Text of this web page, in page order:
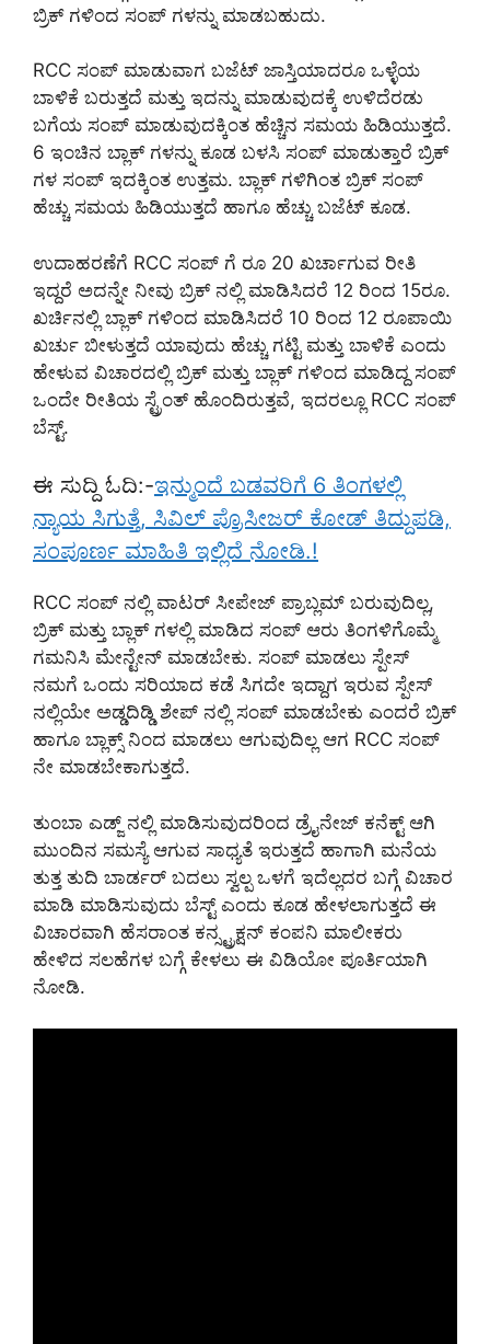
ಬ್ರಿಕ್ ಗಳಿಂದ ಸಂಪ್ ಗಳನ್ನು ಮಾಡಬಹುದು.
RCC ಸಂಪ್ ಮಾಡುವಾಗ ಬಜೆಟ್ ಜಾಸ್ತಿಯಾದರೂ ಒಳ್ಳೆಯ
ಬಾಳಿಕೆ ಬರುತ್ತದೆ ಮತ್ತು ಇದನ್ನು ಮಾಡುವುದಕ್ಕೆ ಉಳಿದೆರಡು
ಬಗೆಯ ಸಂಪ್ ಮಾಡುವುದಕ್ಕಿಂತ ಹೆಚ್ಚಿನ ಸಮಯ ಹಿಡಿಯುತ್ತದೆ.
6 ಇಂಚಿನ ಬ್ಲಾಕ್ ಗಳನ್ನು ಕೂಡ ಬಳಸಿ ಸಂಪ್ ಮಾಡುತ್ತಾರೆ ಬ್ರಿಕ್
ಗಳ ಸಂಪ್ ಇದಕ್ಕಿಂತ ಉತ್ತಮ. ಬ್ಲಾಕ್ ಗಳಿಗಿಂತ ಬ್ರಿಕ್ ಸಂಪ್
ಹೆಚ್ಚು ಸಮಯ ಹಿಡಿಯುತ್ತದೆ ಹಾಗೂ ಹೆಚ್ಚು ಬಜೆಟ್ ಕೂಡ.
ಉದಾಹರಣೆಗೆ RCC ಸಂಪ್ ಗೆ ರೂ 20 ಖರ್ಚಾಗುವ ರೀತಿ
ಇದ್ದರೆ ಅದನ್ನೇ ನೀವು ಬ್ರಿಕ್ ನಲ್ಲಿ ಮಾಡಿಸಿದರೆ 12 ರಿಂದ 15ರೂ.
ಖರ್ಚಿನಲ್ಲಿ ಬ್ಲಾಕ್ ಗಳಿಂದ ಮಾಡಿಸಿದರೆ 10 ರಿಂದ 12 ರೂಪಾಯಿ
ಖರ್ಚು ಬೀಳುತ್ತದೆ ಯಾವುದು ಹೆಚ್ಚು ಗಟ್ಟಿ ಮತ್ತು ಬಾಳಿಕೆ ಎಂದು
ಹೇಳುವ ವಿಚಾರದಲ್ಲಿ ಬ್ರಿಕ್ ಮತ್ತು ಬ್ಲಾಕ್ ಗಳಿಂದ ಮಾಡಿದ್ದ ಸಂಪ್
ಒಂದೇ ರೀತಿಯ ಸ್ಟ್ರೆಂತ್ ಹೊಂದಿರುತ್ತವೆ, ಇದರಲ್ಲೂ RCC ಸಂಪ್
ಬೆಸ್ಟ್.
ಈ ಸುದ್ದಿ ಓದಿ:-ಇನ್ಮುಂದೆ ಬಡವರಿಗೆ 6 ತಿಂಗಳಲ್ಲಿ
ನ್ಯಾಯ ಸಿಗುತ್ತೆ, ಸಿವಿಲ್ ಪ್ರೊಸೀಜರ್ ಕೋಡ್ ತಿದ್ದುಪಡಿ,
ಸಂಪೂರ್ಣ ಮಾಹಿತಿ ಇಲ್ಲಿದೆ ನೋಡಿ.!
RCC ಸಂಪ್ ನಲ್ಲಿ ವಾಟರ್ ಸೀಪೇಜ್ ಪ್ರಾಬ್ಲಮ್ ಬರುವುದಿಲ್ಲ,
ಬ್ರಿಕ್ ಮತ್ತು ಬ್ಲಾಕ್ ಗಳಲ್ಲಿ ಮಾಡಿದ ಸಂಪ್ ಆರು ತಿಂಗಳಿಗೊಮ್ಮೆ
ಗಮನಿಸಿ ಮೇನ್ಟೇನ್ ಮಾಡಬೇಕು. ಸಂಪ್ ಮಾಡಲು ಸ್ಪೇಸ್
ನಮಗೆ ಒಂದು ಸರಿಯಾದ ಕಡೆ ಸಿಗದೇ ಇದ್ದಾಗ ಇರುವ ಸ್ಪೇಸ್
ನಲ್ಲಿಯೇ ಅಡ್ಡದಿಡ್ಡಿ ಶೇಪ್ ನಲ್ಲಿ ಸಂಪ್ ಮಾಡಬೇಕು ಎಂದರೆ ಬ್ರಿಕ್
ಹಾಗೂ ಬ್ಲಾಕ್ಸ್ ನಿಂದ ಮಾಡಲು ಆಗುವುದಿಲ್ಲ ಆಗ RCC ಸಂಪ್
ನೇ ಮಾಡಬೇಕಾಗುತ್ತದೆ.
ತುಂಬಾ ಎಡ್ಜ್ ನಲ್ಲಿ ಮಾಡಿಸುವುದರಿಂದ ಡ್ರೈನೇಜ್ ಕನೆಕ್ಟ್ ಆಗಿ
ಮುಂದಿನ ಸಮಸ್ಯೆ ಆಗುವ ಸಾಧ್ಯತೆ ಇರುತ್ತದೆ ಹಾಗಾಗಿ ಮನೆಯ
ತುತ್ತ ತುದಿ ಬಾರ್ಡರ್ ಬದಲು ಸ್ವಲ್ಪ ಒಳಗೆ ಇದೆಲ್ಲದರ ಬಗ್ಗೆ ವಿಚಾರ
ಮಾಡಿ ಮಾಡಿಸುವುದು ಬೆಸ್ಟ್ ಎಂದು ಕೂಡ ಹೇಳಲಾಗುತ್ತದೆ ಈ
ವಿಚಾರವಾಗಿ ಹೆಸರಾಂತ ಕನ್ಸ್ಟ್ರಕ್ಷನ್ ಕಂಪನಿ ಮಾಲೀಕರು
ಹೇಳಿದ ಸಲಹೆಗಳ ಬಗ್ಗೆ ಕೇಳಲು ಈ ವಿಡಿಯೋ ಪೂರ್ತಿಯಾಗಿ
ನೋಡಿ.